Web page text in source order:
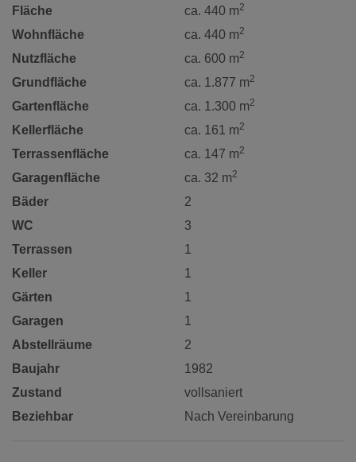
Fläche
ca. 440 m2
Wohnfläche ca. 440 m2
Nutzfläche ca. 600 m2
Grundfläche ca. 1.877 m2
Gartenfläche ca. 1.300 m2
Kellerfläche ca. 161 m2
Terrassenfläche ca. 147 m2
Garagenfläche ca. 32 m2
Bäder
2
WC
3
Terrassen
1
Keller
1
Gärten
1
Garagen
1
Abstellräume
2
Baujahr
1982
Zustand
vollsaniert
Beziehbar
Nach Vereinbarung